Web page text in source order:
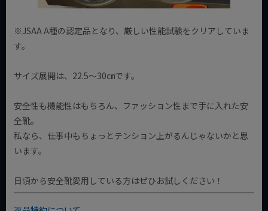
※JSAA A種の認定品となり、厳しい性能試験をクリアしていま
す。
サイズ展開は、22.5～30㎝です。
安全性も機能性はもちろん、ファッション性まで手に入れた安
全靴。
私なら、仕事中もちょっとテンション上がるんじゃないかと思
います。
日頃から安全靴愛用している方はぜひお試しください！